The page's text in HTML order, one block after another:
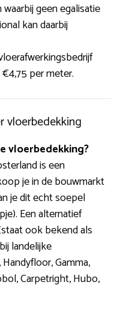
geen egalisatie
kan daarbij
per meter.
vloerbedekking
vloerbedekking?
is een
je in de bouwmarkt
je dit echt soepel
Een alternatief
ook bekend als
landelijke
Gamma,
Carpetright, Hubo,